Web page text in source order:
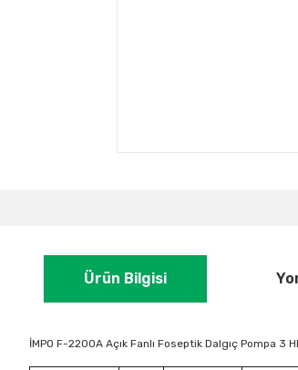
Ürün Bilgisi
İMPO F-2200A Açık Fanlı Foseptik Dalgıç Pompa